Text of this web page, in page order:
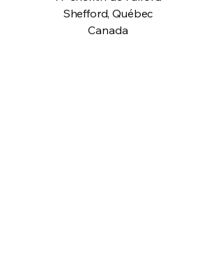
Shefford, Québec
Canada